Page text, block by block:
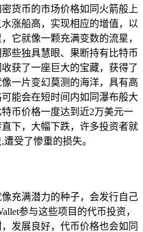
货币的市场价格如同火箭般上
涨船高，实现相应的增值，以
它就像一颗充满变数的流星，
些独具慧眼、果断持有比特币
获了一座巨大的宝藏，获得了
一片变幻莫测的海洋，具有高
能会在短时间内如同瀑布般大
币价格一度达到近2万美元一
下，大幅下跌，许多投资者就
受了惨重的损失。
充满潜力的种子，会发行自己
参与这些项目的代币投资，
发展良好，代币价格也会如同